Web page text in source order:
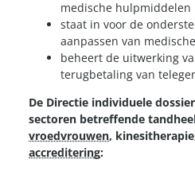
medische hulpmiddelen
staat in voor de
aanpassen van
beheert de uitwerking
terugbetaling van
De Directie individuele
sectoren betreffende
vroedvrouwen,
accreditering: